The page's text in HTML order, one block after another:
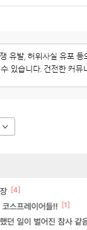
[4]
스프레이어들!! [1]
던 일이 벌어진 참사 같
[1]
치 공략 (36개) - 미식가 도
앞으로의 예상 (루머)